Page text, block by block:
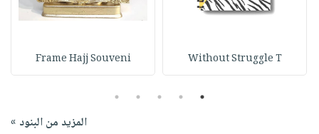
Without Struggle T
Frame Hajj Souveni
1
2
3
4
5
المزيد من البنود »